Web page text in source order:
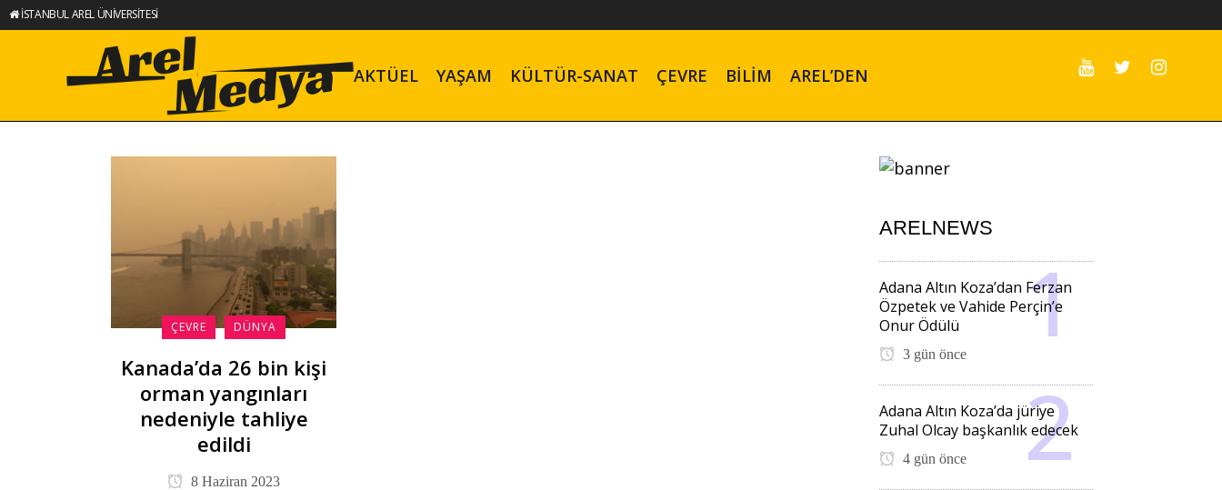
İSTANBUL AREL ÜNİVERSİTESİ
AKTÜEL YAŞAM KÜLTÜR-SANAT ÇEVRE BILIM AREL’DEN
ÇEVRE DÜNYA
Kanada’da 26 bin kişi
orman yangınları
nedeniyle tahliye
edildi
8 Haziran 2023
ARELNEWS
Adana Altın Koza’dan Ferzan
Özpetek ve Vahide Perçin’e
Onur Ödülü
3 gün önce
Adana Altın Koza’da jüriye
Zuhal Olcay başkanlık edecek
4 gün önce